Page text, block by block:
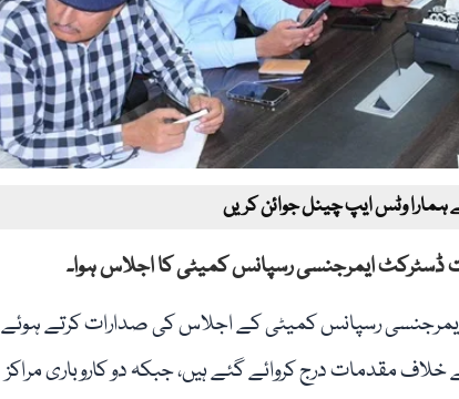
ہمارا وٹس ایپ چینل جوائن کریں
ایمرجنسی رسپانس کمیٹی کا اجلاس ہوا۔
رسپانس کمیٹی کے اجلاس کی صدارات کرتے ہوئے
سے لاروا ملنے پر 6 مالکان کے خلاف مقدمات درج کروائے گئے ہیں، جبکہ دو کاروباری مراکز